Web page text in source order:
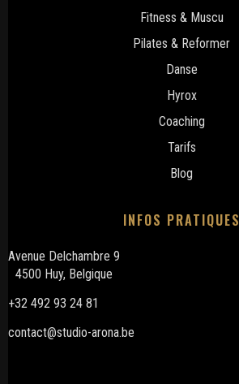
Fitness & Muscu
Pilates & Reformer
Danse
Hyrox
Coaching
Tarifs
Blog
INFOS PRATIQUES
Avenue Delchambre 9
4500 Huy, Belgique
+32 492 93 24 81
contact@studio-arona.be